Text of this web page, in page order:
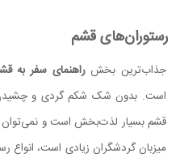
رستوران‌های قشم
جذاب‌ترین بخشراهنمای سفر به
است. بدون شک شکم گردی و چشیدن
قشم بسیار لذت‌بخش است و نمی‌توان
میزبان گردشگران زیادی است، انواع